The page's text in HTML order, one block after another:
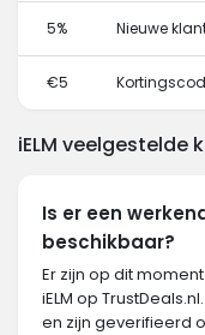
5% Nieuwe
€5
iELM veelgestelde
Is er een
beschikbaar?
Er zijn op dit
iELM op
en zijn geverifieerd